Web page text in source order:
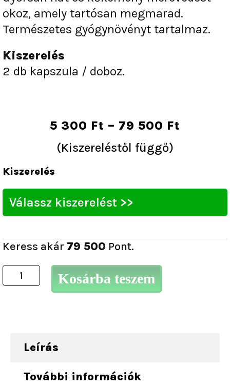
okoz, amely tartósan megmarad.
Természetes gyógynövényt tartalmaz.
Kiszerelés
2 db kapszula / doboz.
5 300 Ft – 79 500 Ft
(Kiszereléstől függő)
Kiszerelés
Keress akár 79 500 Pont.
Boom
Potencianövelő
mennyiség
Kosárba teszem
Leírás
További információk